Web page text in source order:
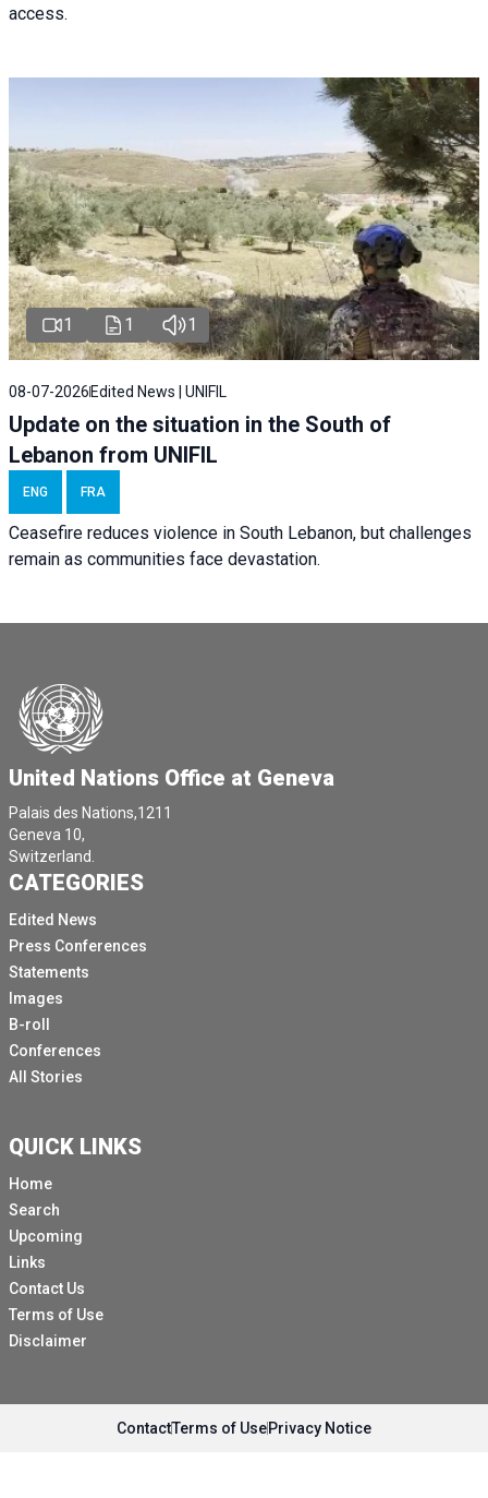
access.
1 1 1
08-07-2026 Edited News | UNIFIL
Update on the situation in the South of
Lebanon from UNIFIL
ENG FRA
Ceasefire reduces violence in South Lebanon, but challenges
remain as communities face devastation.
United Nations Office at Geneva
Palais des Nations,1211
Geneva 10,
Switzerland.
CATEGORIES
Edited News
Press Conferences
Statements
Images
B-roll
Conferences
All Stories
QUICK LINKS
Home
Search
Upcoming
Links
Contact Us
Terms of Use
Disclaimer
ContactTerms of UsePrivacy Notice